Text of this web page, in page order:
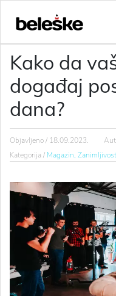
Kako da
događaj
dana?
Objavljeno / 18.09.2023.
Kategorija / Magazin,